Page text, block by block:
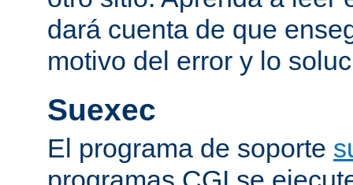
dará cuenta de que
motivo del error y lo
Suexec
El programa de soporte